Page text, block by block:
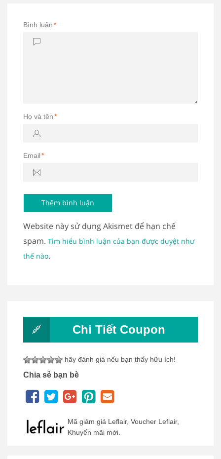
Bình luận*
Họ và tên*
Email*
Website này sử dụng Akismet để hạn chế
spam. Tìm hiểu bình luận của bạn được duyệt như
thế nào.
Chi Tiết Coupon
hãy đánh giá nếu bạn thấy hữu ích!
Chia sẻ bạn bè
Mã giảm giá Leflair, Voucher Leflair,
Khuyến mãi mới.